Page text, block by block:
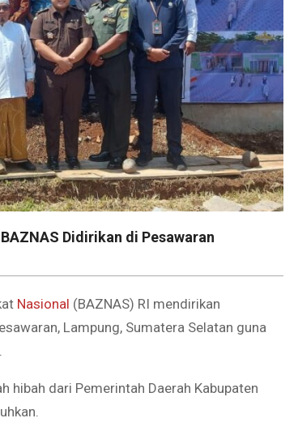
Didirikan di Pesawaran
Nasional (BAZNAS) RI mendirikan
Lampung, Sumatera Selatan guna
hibah dari Pemerintah Daerah Kabupaten